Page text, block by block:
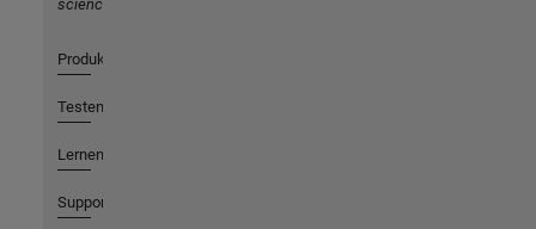
science
Produkte
Testen oder Kaufen
Lernen
Support